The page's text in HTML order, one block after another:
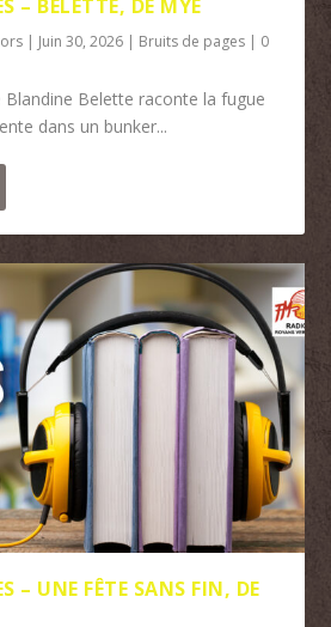
– BELETTE, DE MYE
| Juin 30, 2026 | Bruits de pages | 0
Belette raconte la fugue
dans un bunker...
– UNE FÊTE SANS FIN, DE